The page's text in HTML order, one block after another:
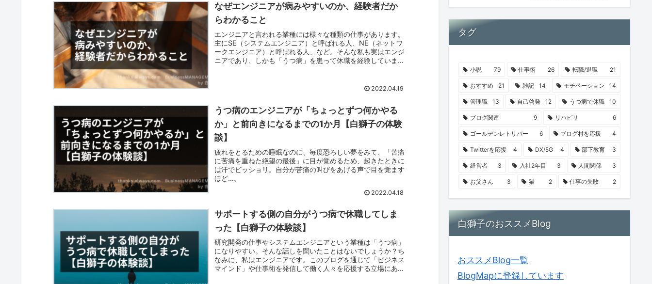
なぜエンジニアが病みやすいのか、経験者だか
らわかること
エンジニアと言われる業種には様々な種類の仕事があります。
主にSE（システムエンジニア）と呼ばれる人、NE（ネットワ
ークエンジニア）と呼ばれる人、など。そんな私も実はエンジ
ニアであり、しかも「うつ病」を患って休職を経験していま
2022.04.19
うつ病のエンジニアが「ちょっとずつ何かやる
か」と前向きになるまでの1か月【白獅子の体験
談】
疲れをとるための睡眠なのに、毎度恐ろしい夢をみて、「苦痛
に苦痛を重ねた絶望の最後」に目が覚めるため、起きたときに
は汗でビッショリ。自分が苦痛の叫びをあげる声で目を覚ます
ほど…。
2022.04.18
サポートする側の自分がうつ病で休職してしま
った【白獅子の体験談】
研究開発の仕事やシステムエンジニアという業種は「うつ病」
になりやすい。そんな話しを聞いたことはないでしょうか？ち
なみに、私はエンジニアです。このブログを通じて「ビジネス
マインド」や仕事術を発信して働く人々を応援する立場にある
タグ
小説 79 仕事術 26 転職/退職 21
おすすめ 21 雑記 14 モチベーション 14
管理職 13 自己啓発 12 うつ病で休職 10
ブログ関連 9 リハビリ 6
ゴールデンレトリバー 6 ブログ村を応援 4
Twitterを応援 4 DX/5G 4 部下教育 3
経営者 3 入社2年目 3 人間関係 3
お父さん 3 猫 2 仕事の失敗 2
白獅子のおススメBlog
おススメBlog一覧
BlogMapに登録しています